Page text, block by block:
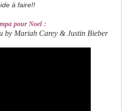
à faire!!
pour Noel :
by Mariah Carey & Justin Bieber